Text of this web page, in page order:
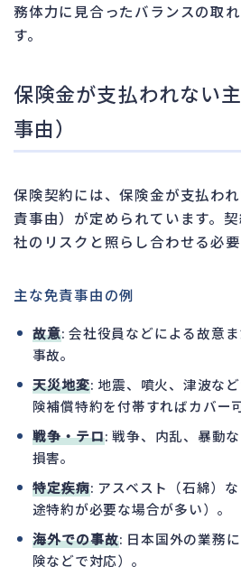
務体力に見合ったバランスの取
す。
保険金が支払われない
事由）
保険契約には、保険金が支払わ
責事由）が定められています。
社のリスクと照らし合わせる必要
主な免責事由の例
故意: 会社役員などによる故意
事故。
天災地変: 地震、噴火、津波な
険補償特約を付帯すればカバー
戦争・テロ: 戦争、内乱、暴動
損害。
特定疾病: アスベスト（石綿）
途特約が必要な場合が多い）。
海外での事故: 日本国外の業務
険などで対応）。